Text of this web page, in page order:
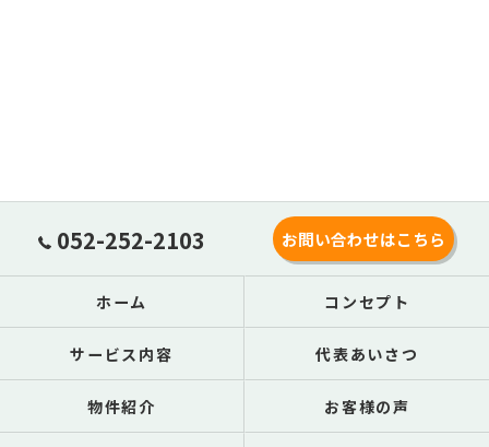
052-252-2103 お問い合わせはこちら
ホーム コンセプト
サービス内容 代表あいさつ
物件紹介 お客様の声